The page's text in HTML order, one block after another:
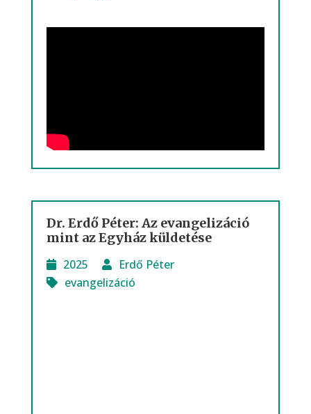
Dr. Erdő Péter: Az evangelizáció
mint az Egyház küldetése
2025
Erdő Péter
evangelizáció